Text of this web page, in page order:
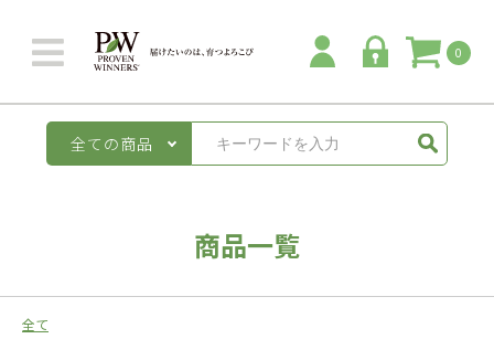
0
全ての商品
商品一覧
全て